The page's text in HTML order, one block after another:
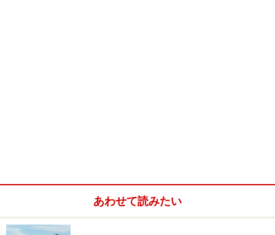
一、お年よりも不安ですよね。事業所へ苦情を申し立
アリ。
あわせて読みたい